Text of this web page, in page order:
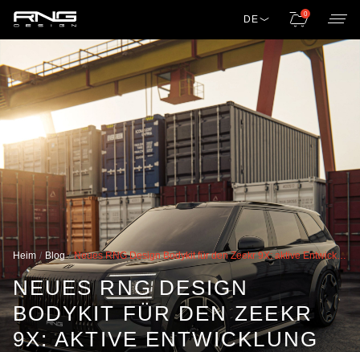
DE 0
Heim Blog Neues RNG Design Bodykit für den Zeekr 9X: aktive Entwicklung — Vorbestellung bereits geöffnet
NEUES RNG DESIGN
BODYKIT FÜR DEN ZEEKR
9X: AKTIVE ENTWICKLUNG